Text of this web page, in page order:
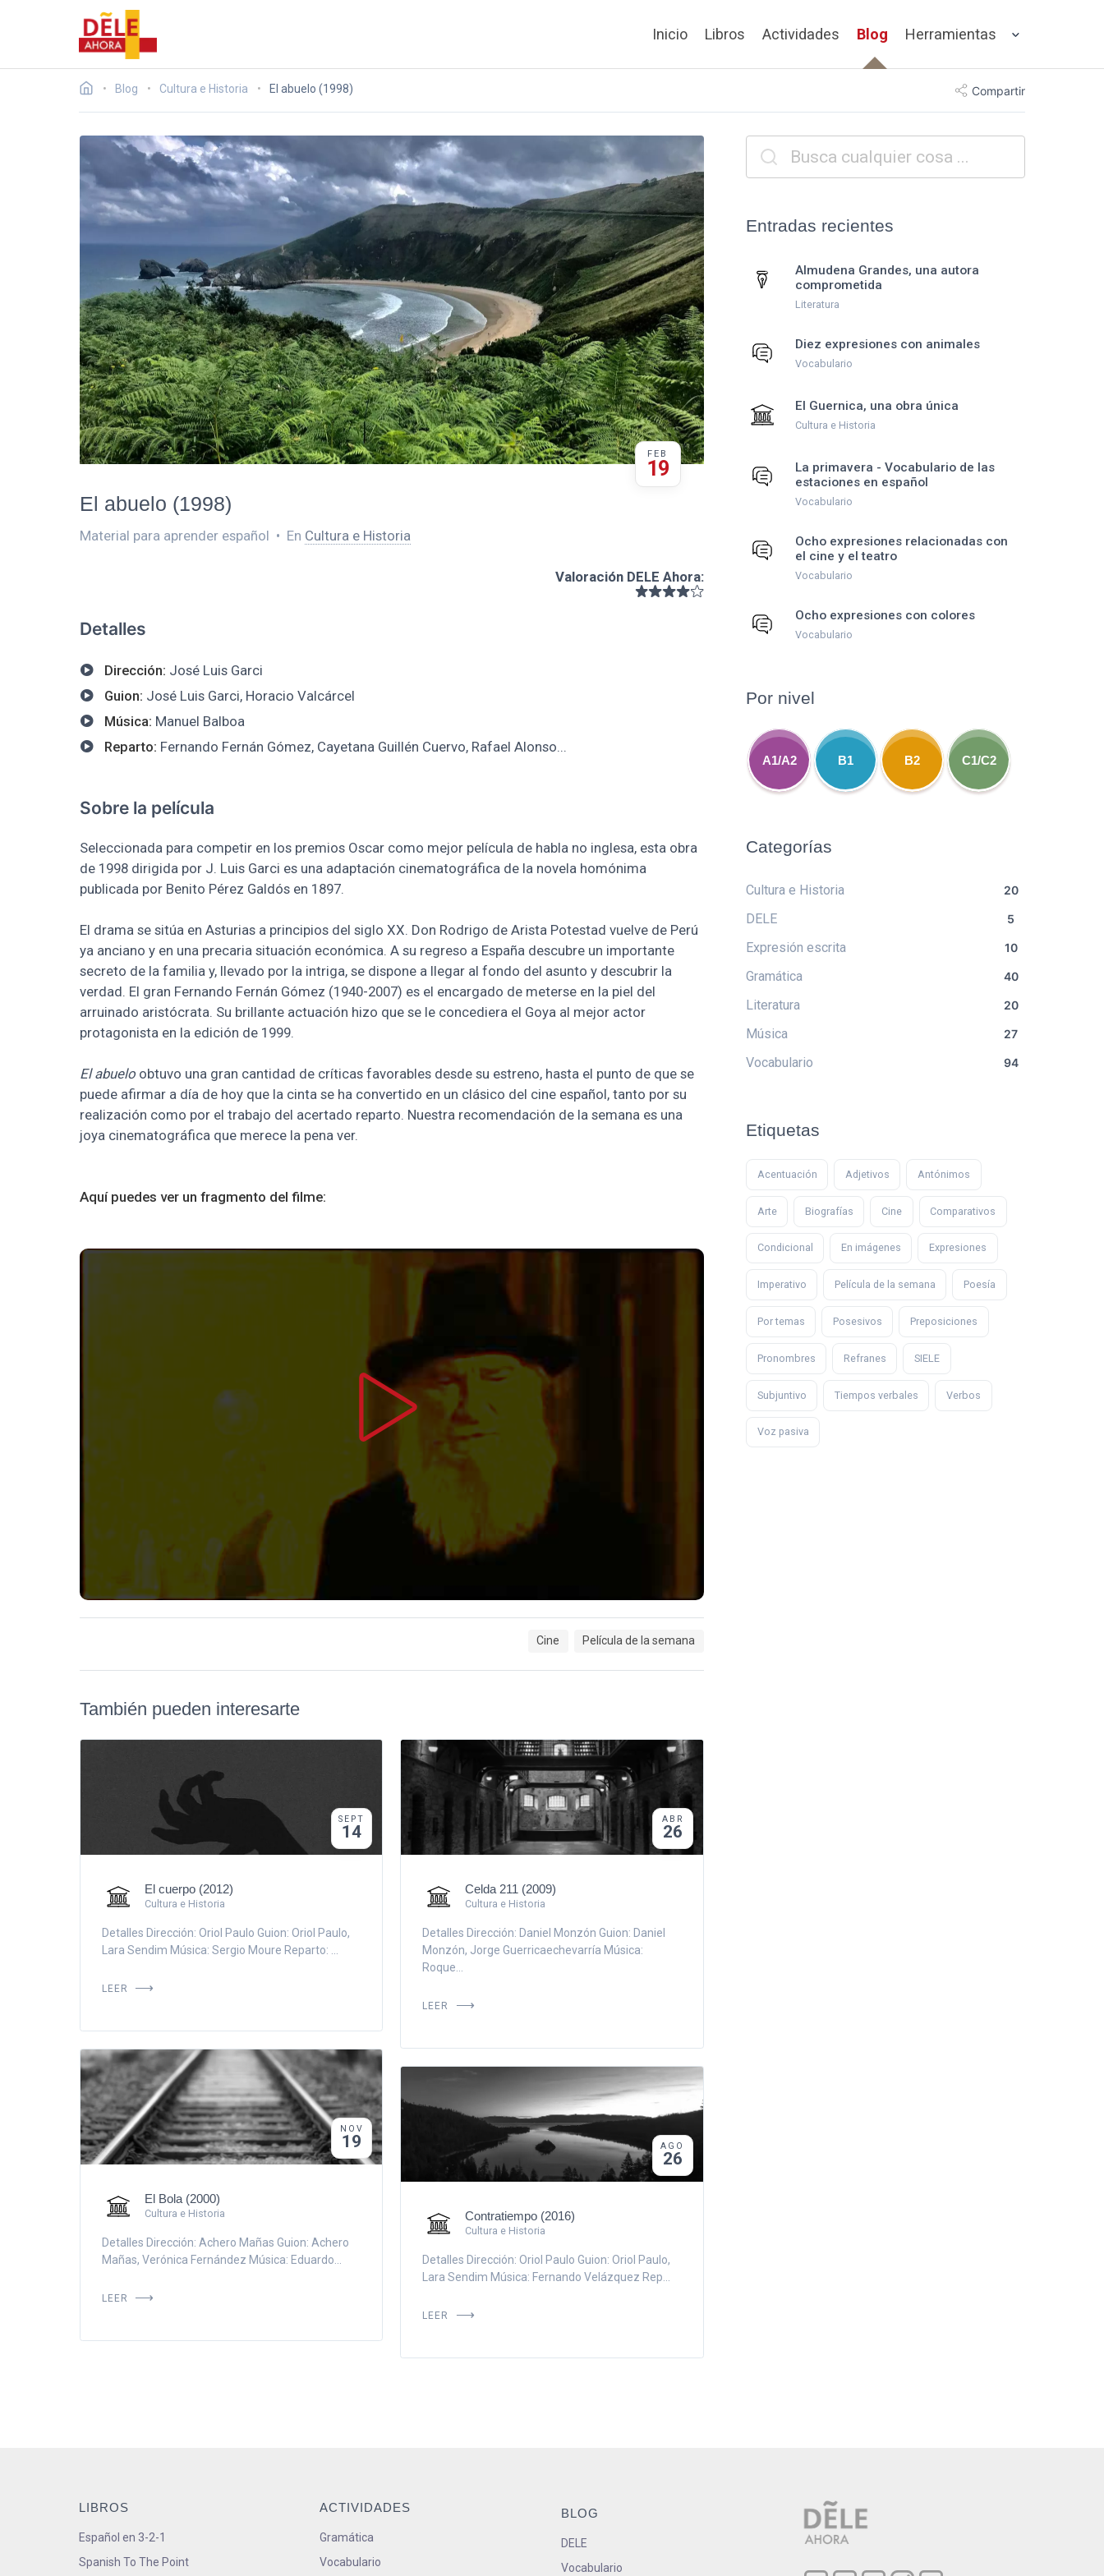
Inicio Libros Actividades Blog Herramientas
Blog Cultura e Historia El abuelo (1998) Compartir
FEB
19
El abuelo (1998)
Material para aprender español • En Cultura e Historia
Valoración DELE Ahora:
Detalles
Dirección: José Luis Garci
Guion: José Luis Garci, Horacio Valcárcel
Música: Manuel Balboa
Reparto: Fernando Fernán Gómez, Cayetana Guillén Cuervo, Rafael Alonso...
Sobre la película
Seleccionada para competir en los premios Oscar como mejor película de habla no inglesa, esta obra
de 1998 dirigida por J. Luis Garci es una adaptación cinematográfica de la novela homónima
publicada por Benito Pérez Galdós en 1897.
El drama se sitúa en Asturias a principios del siglo XX. Don Rodrigo de Arista Potestad vuelve de Perú
ya anciano y en una precaria situación económica. A su regreso a España descubre un importante
secreto de la familia y, llevado por la intriga, se dispone a llegar al fondo del asunto y descubrir la
verdad. El gran Fernando Fernán Gómez (1940-2007) es el encargado de meterse en la piel del
arruinado aristócrata. Su brillante actuación hizo que se le concediera el Goya al mejor actor
protagonista en la edición de 1999.
El abueloobtuvo una gran cantidad de críticas favorables desde su estreno, hasta el punto de que se
puede afirmar a día de hoy que la cinta se ha convertido en un clásico del cine español, tanto por su
realización como por el trabajo del acertado reparto. Nuestra recomendación de la semana es una
joya cinematográfica que merece la pena ver.
Aquí puedes ver un fragmento del filme:
Cine Película de la semana
También pueden interesarte
SEPT
14
El cuerpo (2012)
Cultura e Historia
Detalles Dirección: Oriol Paulo Guion: Oriol Paulo,
Lara Sendim Música: Sergio Moure Reparto: ...
LEER
NOV
19
El Bola (2000)
Cultura e Historia
Detalles Dirección: Achero Mañas Guion: Achero
Mañas, Verónica Fernández Música: Eduardo...
LEER
ABR
26
Celda 211 (2009)
Cultura e Historia
Detalles Dirección: Daniel Monzón Guion: Daniel
Monzón, Jorge Guerricaechevarría Música:
Roque...
LEER
AGO
26
Contratiempo (2016)
Cultura e Historia
Detalles Dirección: Oriol Paulo Guion: Oriol Paulo,
Lara Sendim Música: Fernando Velázquez Rep...
LEER
Entradas recientes
Almudena Grandes, una autora
comprometida
Literatura
Diez expresiones con animales
Vocabulario
El Guernica, una obra única
Cultura e Historia
La primavera - Vocabulario de las
estaciones en español
Vocabulario
Ocho expresiones relacionadas con
el cine y el teatro
Vocabulario
Ocho expresiones con colores
Vocabulario
Por nivel
A1/A2 B1 B2 C1/C2
Categorías
Cultura e Historia 20
DELE 5
Expresión escrita 10
Gramática 40
Literatura 20
Música 27
Vocabulario 94
Etiquetas
Acentuación Adjetivos Antónimos
Arte Biografías Cine Comparativos
Condicional En imágenes Expresiones
Imperativo Película de la semana Poesía
Por temas Posesivos Preposiciones
Pronombres Refranes SIELE
Subjuntivo Tiempos verbales Verbos
Voz pasiva
LIBROS
Español en 3-2-1
Spanish To The Point
ACTIVIDADES
Gramática
Vocabulario
BLOG
DELE
Vocabulario